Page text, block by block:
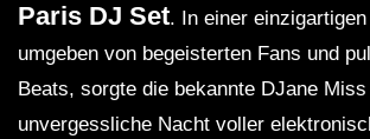
Paris DJ Set. In einer
umgeben von begeisterten Fans und
Beats, sorgte die bekannte DJane
unvergessliche Nacht voller